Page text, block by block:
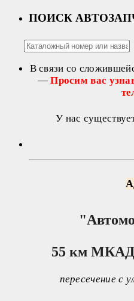
ПОИСК
В связи со
—Просим вас
У нас
55 км
пересечение с